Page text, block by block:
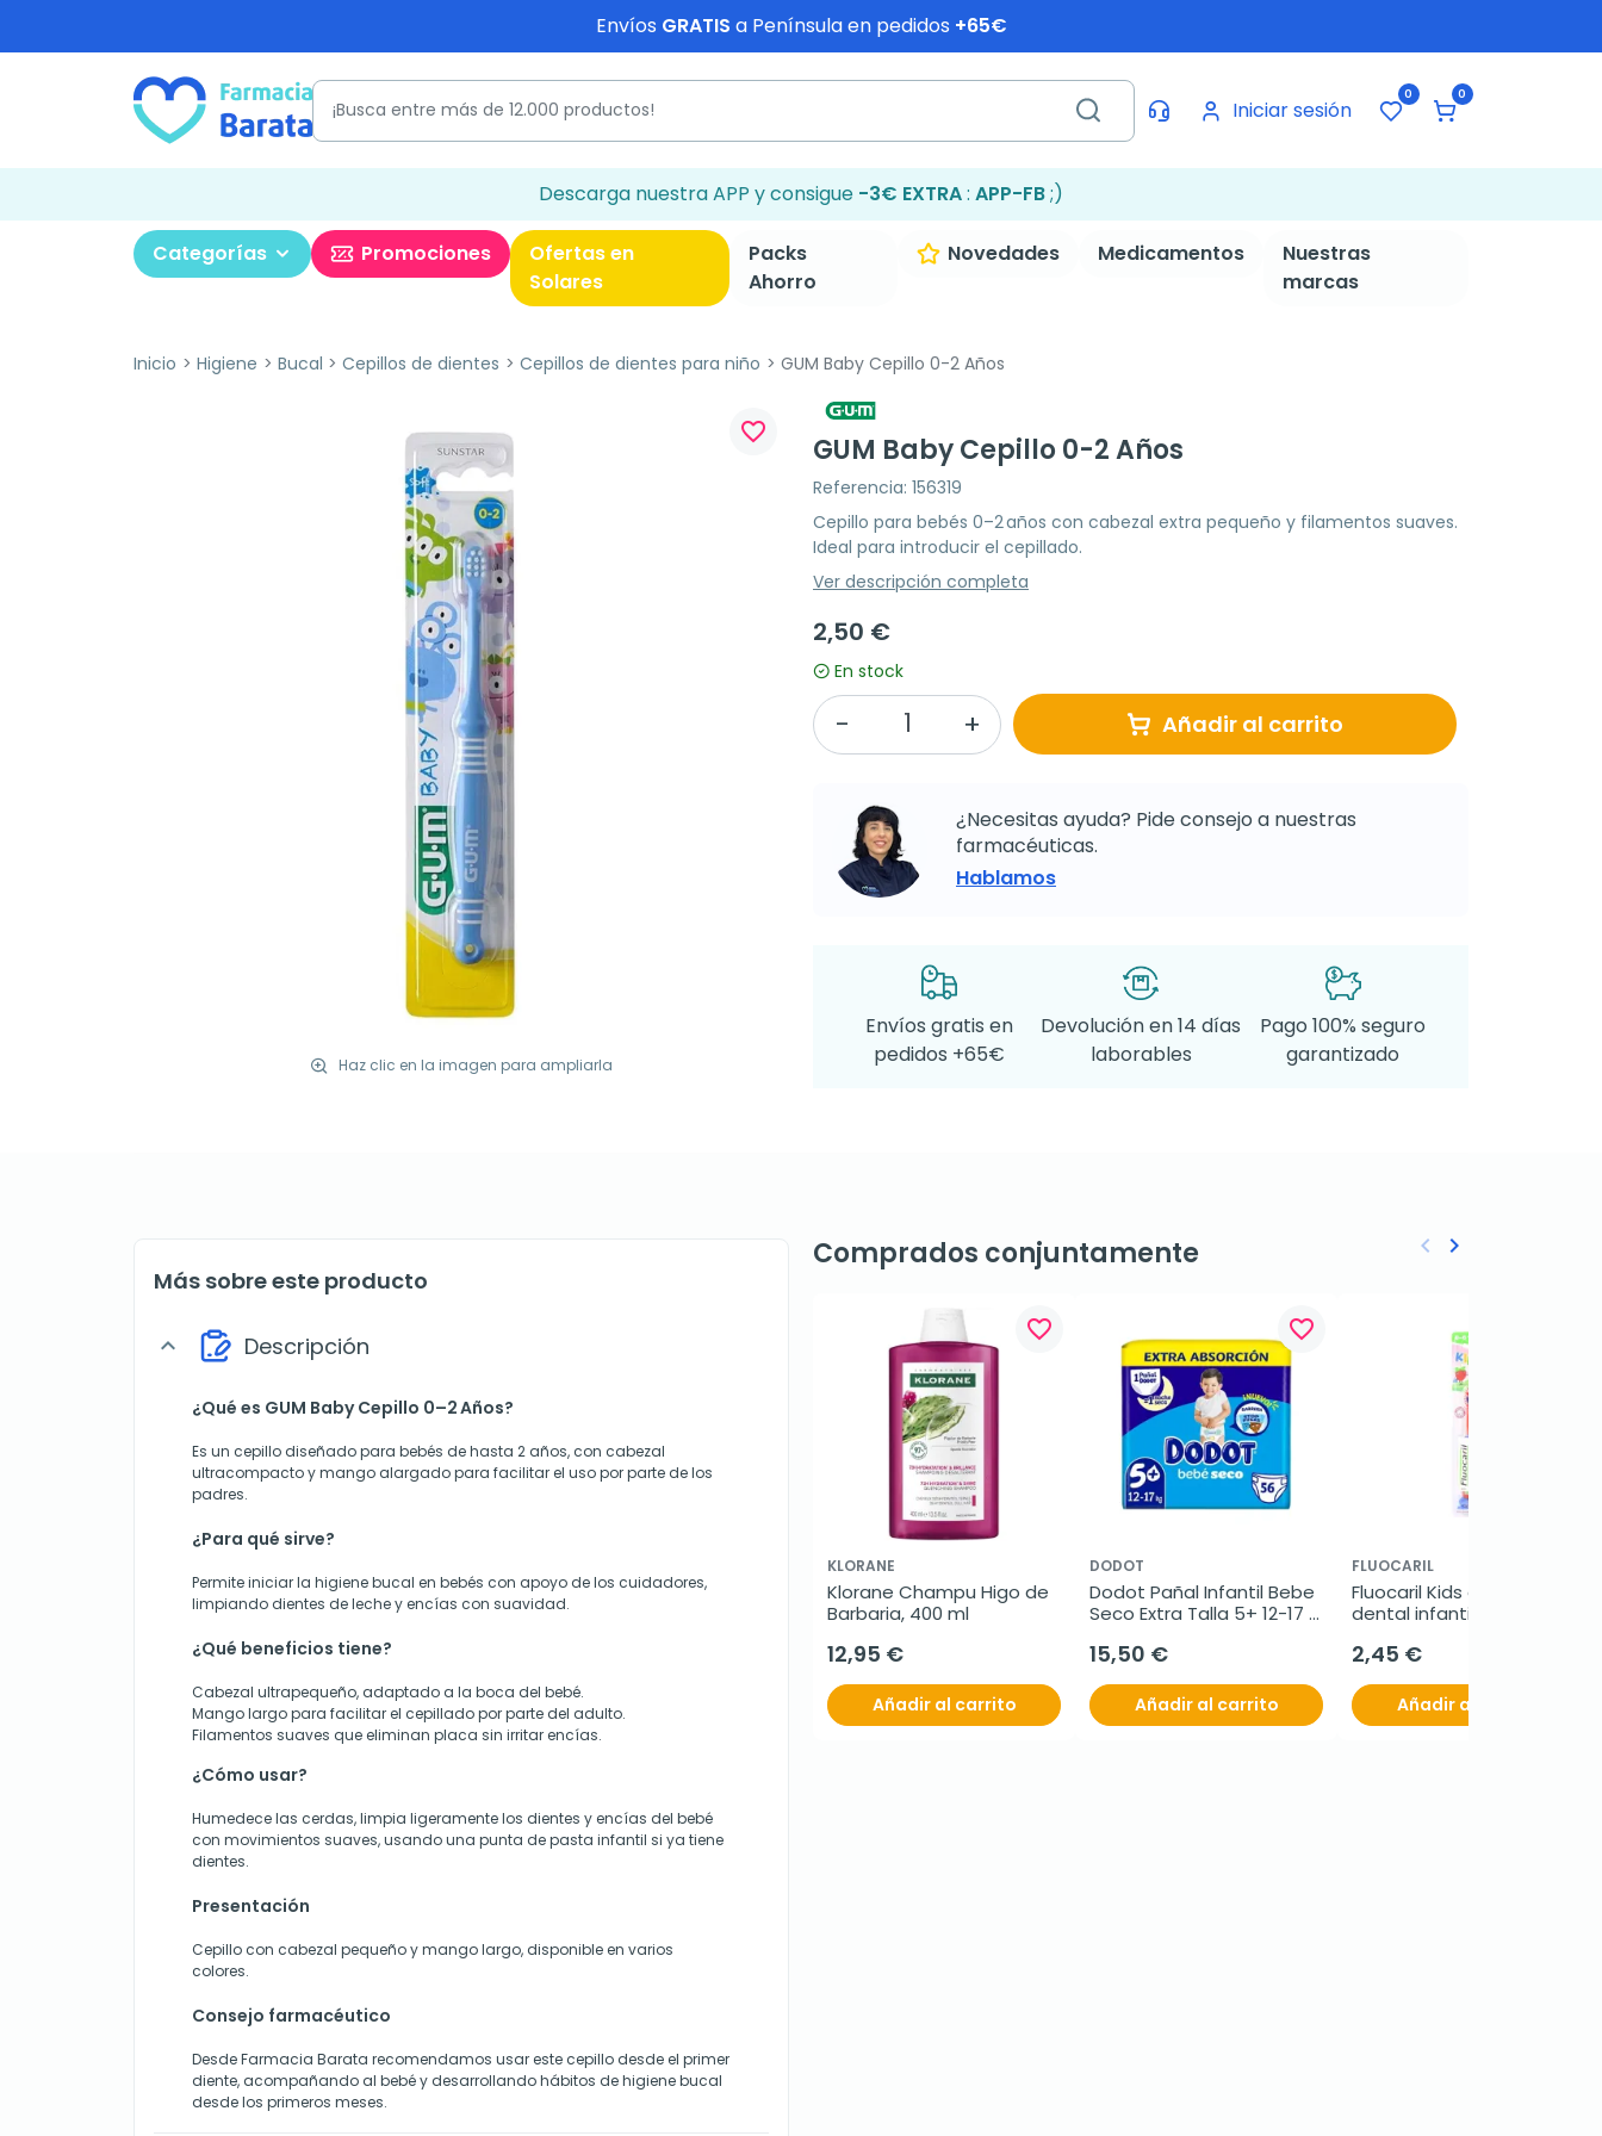
Envíos GRATIS a Península en pedidos +65€
Iniciar sesión
0 0
Descarga nuestra APP y consigue -3€ EXTRA: APP-FB;)
Categorías Promociones
Ofertas en
Solares
Packs
Ahorro
Novedades Medicamentos
Nuestras
marcas
Inicio Higiene Bucal Cepillos de dientes Cepillos de dientes para niño GUM Baby Cepillo 0-2 Años
Haz clic en la imagen para ampliarla
favorite_border
GUM Baby Cepillo 0-2 Años
Referencia: 156319
Cepillo para bebés 0–2 años con cabezal extra pequeño y filamentos suaves.
Ideal para introducir el cepillado.
Ver descripción completa
2,50 €
En stock
Añadir al carrito
¿Necesitas ayuda? Pide consejo a nuestras
farmacéuticas.
Hablamos
Envíos gratis en
pedidos +65€
Devolución en 14 días
laborables
Pago 100% seguro
garantizado
Más sobre este producto
expand_more Descripción
¿Qué es GUM Baby Cepillo 0–2 Años?
Es un cepillo diseñado para bebés de hasta 2 años, con cabezal
ultracompacto y mango alargado para facilitar el uso por parte de los
padres.
¿Para qué sirve?
Permite iniciar la higiene bucal en bebés con apoyo de los cuidadores,
limpiando dientes de leche y encías con suavidad.
¿Qué beneficios tiene?
Cabezal ultrapequeño, adaptado a la boca del bebé.
Mango largo para facilitar el cepillado por parte del adulto.
Filamentos suaves que eliminan placa sin irritar encías.
¿Cómo usar?
Humedece las cerdas, limpia ligeramente los dientes y encías del bebé
con movimientos suaves, usando una punta de pasta infantil si ya tiene
dientes.
Presentación
Cepillo con cabezal pequeño y mango largo, disponible en varios
colores.
Consejo farmacéutico
Desde Farmacia Barata recomendamos usar este cepillo desde el primer
diente, acompañando al bebé y desarrollando hábitos de higiene bucal
desde los primeros meses.
Comprados conjuntamente
favorite_border
KLORANE
Klorane Champu Higo de
Barbaria, 400 ml
12,95 €
Añadir al carrito
favorite_border
DODOT
Dodot Pañal Infantil Bebe
Seco Extra Talla 5+ 12-17
15,50 €
Añadir al carrito
FLUOCARIL
Fluocaril Kids cepillo
dental infantil 2-6 años, 1
2,45 €
Añadir al carrito
Anterior
keyboard_arrow_left Siguiente
keyboard_arrow_right